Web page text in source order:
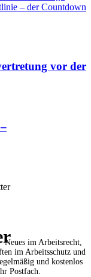
– der Countdown
vor der
Neues im Arbeitsrecht,
im Arbeitsschutz und
und kostenlos
Postfach.